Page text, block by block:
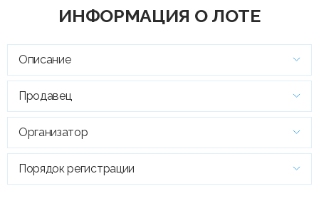
ИНФОРМАЦИЯ О ЛОТЕ
Описание
Продавец
Организатор
Порядок регистрации